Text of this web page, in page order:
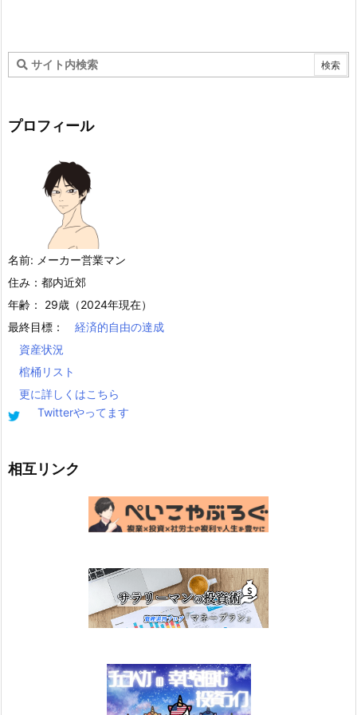
プロフィール
名前: メーカー営業マン
住み：都内近郊
年齢： 29歳（2024年現在）
最終目標：
経済的自由の達成
資産状況
棺桶リスト
更に詳しくはこちら
Twitterやってます
相互リンク